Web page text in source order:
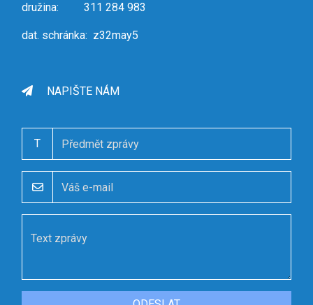
družina: 311 284 983
dat. schránka: z32may5
NAPIŠTE NÁM
T